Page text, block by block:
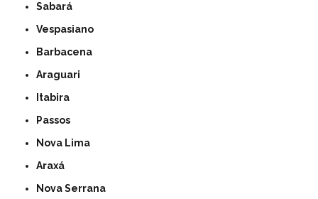
Sabará
Vespasiano
Barbacena
Araguari
Itabira
Passos
Nova Lima
Araxá
Nova Serrana